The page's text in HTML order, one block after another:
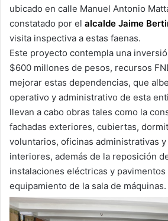
ubicado en calle Manuel Antonio
constatado por el alcalde Jaime
visita inspectiva a estas faenas.
Este proyecto contempla una
$600 millones de pesos, recursos
mejorar estas dependencias, que
operativo y administrativo de esta
llevan a cabo obras tales como la
fachadas exteriores, cubiertas,
voluntarios, oficinas administrativas
interiores, además de la reposición
instalaciones eléctricas y
equipamiento de la sala de máquinas.